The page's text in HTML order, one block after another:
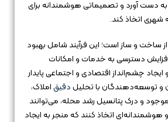
دست آورد و تصمیماتی هوشمندانه برای
شهری اتخاذ کند.
ساخت و ساز است؛ این فرآیند شامل بهبود
دسترسی به خدمات و امکانات
ایجاد چشم‌انداز اقتصادی و اجتماعی پایدار
و توسعه‌دهندگان با تحلیلدقیقاملاک،
و درک پتانسیل رشد محله، می‌توانند
اتخاذ کنند که منجر به ایجاد